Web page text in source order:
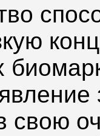
свою